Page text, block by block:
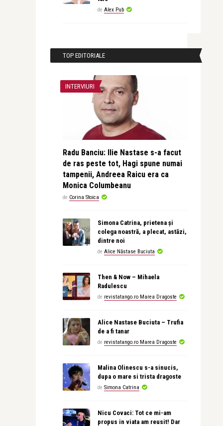
de Alex Pub
TOP EDITORIALE
INTERVIURI
Radu Banciu: Ilie Nastase s-a facut
de ras peste tot, Hagi spune numai
tampenii, Andreea Raicu era ca
Monica Columbeanu
de Corina Stoica
Simona Catrina, prietena și
colega noastră, a plecat, astăzi,
dintre noi
de Alice Năstase Buciuta
Then & Now – Mihaela
Radulescu
de revistatango.ro Marea Dragoste
Alice Nastase Buciuta – Trufia
de a fi tanar
de revistatango.ro Marea Dragoste
Malina Olinescu s-a sinucis,
dupa o mare si trista dragoste
de Simona Catrina
Nicu Covaci: Tot ce mi-am
propus in viata am reusit! Dar